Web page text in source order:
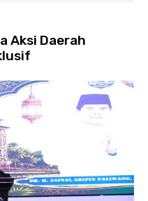
Aksi Daerah